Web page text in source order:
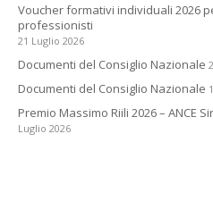
Voucher formativi individuali 2026
professionisti
21 Luglio 2026
Documenti del Consiglio Nazionale
Documenti del Consiglio Nazionale
Premio Massimo Riili 2026 – ANCE
Luglio 2026